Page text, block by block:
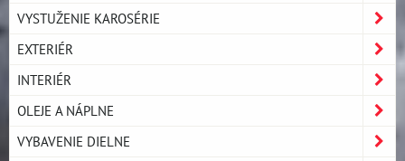
VYSTUŽENIE KAROSÉRIE
EXTERIÉR
INTERIÉR
OLEJE A NÁPLNE
VYBAVENIE DIELNE